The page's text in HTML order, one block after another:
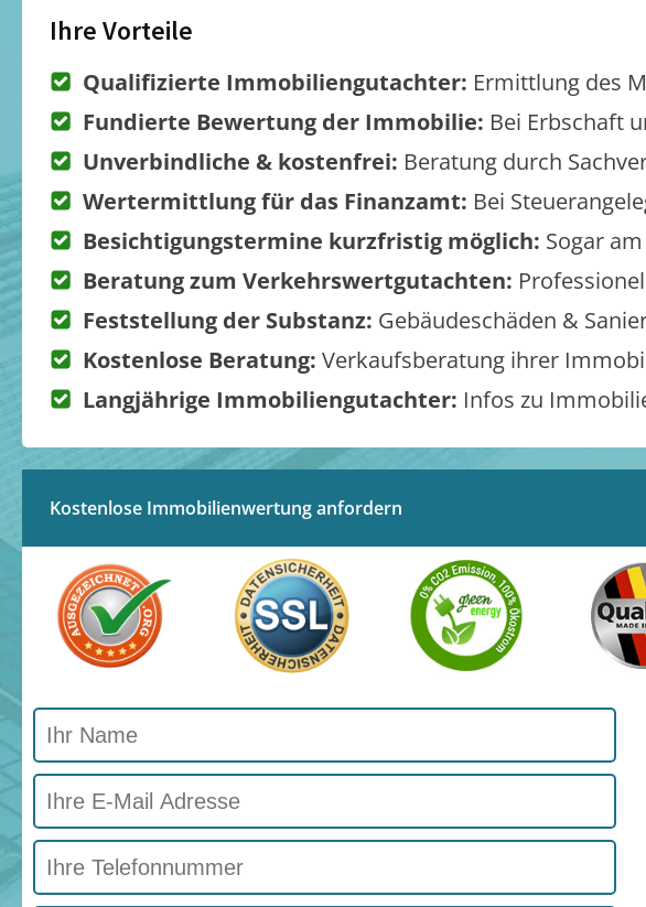
Ihre Vorteile
Qualifizierte Immobiliengutachter: Ermittlung des
Fundierte Bewertung der Immobilie: Bei Erbschaft
Unverbindliche & kostenfrei: Beratung durch
Wertermittlung für das Finanzamt: Bei
Besichtigungstermine kurzfristig möglich: Sogar
Beratung zum Verkehrswertgutachten:
Feststellung der Substanz: Gebäudeschäden &
Kostenlose Beratung: Verkaufsberatung ihrer
Langjährige Immobiliengutachter: Infos zu
Kostenlose Immobilienwertung anfordern